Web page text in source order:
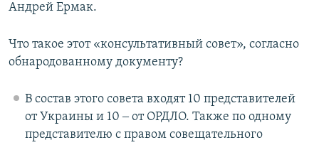
Андрей Ермак.
Что такое этот «консультативный совет», согласно
обнародованному документу?
В состав этого совета входят 10 представителей
от Украины и 10 ‒ от ОРДЛО. Также по одному
представителю с правом совещательного